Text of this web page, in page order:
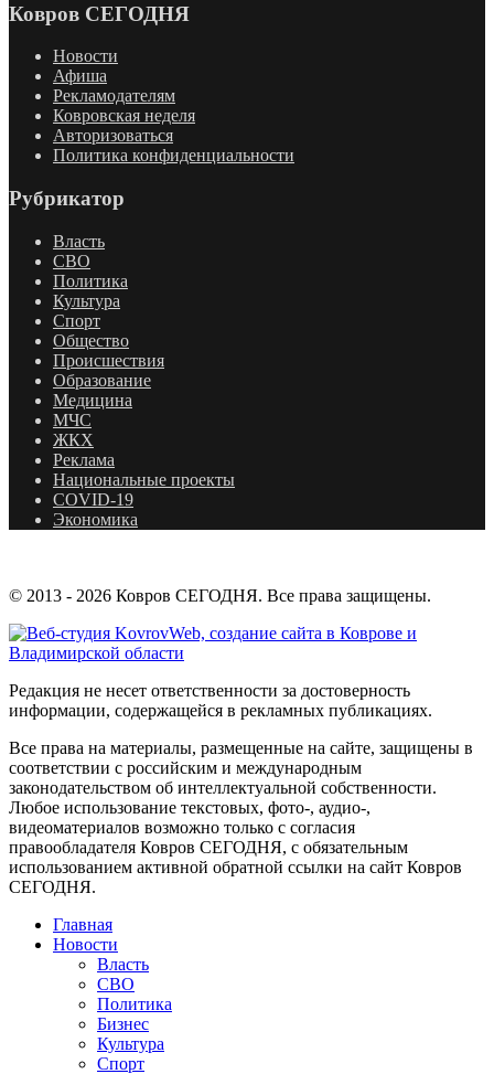
Ковров СЕГОДНЯ
Новости
Афиша
Рекламодателям
Ковровская неделя
Авторизоваться
Политика конфиденциальности
Рубрикатор
Власть
СВО
Политика
Культура
Спорт
Общество
Происшествия
Образование
Медицина
МЧС
ЖКХ
Реклама
Национальные проекты
COVID-19
Экономика
© 2013 - 2026 Ковров СЕГОДНЯ. Все права защищены.
Редакция не несет ответственности за достоверность
информации, содержащейся в рекламных публикациях.
Все права на материалы, размещенные на сайте, защищены в
соответствии с российским и международным
законодательством об интеллектуальной собственности.
Любое использование текстовых, фото-, аудио-,
видеоматериалов возможно только с согласия
правообладателя Ковров СЕГОДНЯ, с обязательным
использованием активной обратной ссылки на сайт Ковров
СЕГОДНЯ.
Главная
Новости
Власть
СВО
Политика
Бизнес
Культура
Спорт